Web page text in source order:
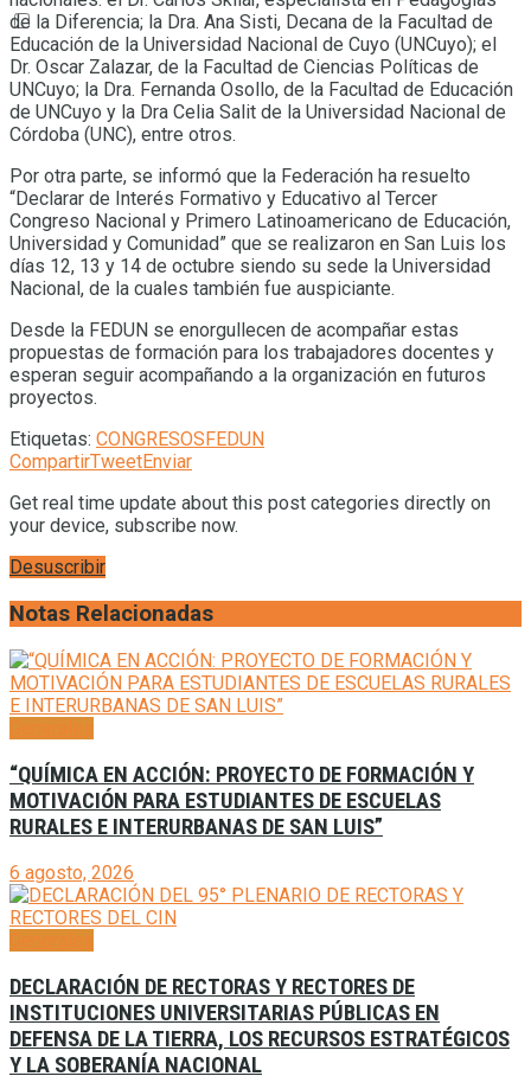
de la Diferencia; la Dra. Ana Sisti, Decana de la Facultad de
Educación de la Universidad Nacional de Cuyo (UNCuyo); el
Dr. Oscar Zalazar, de la Facultad de Ciencias Políticas de
UNCuyo; la Dra. Fernanda Osollo, de la Facultad de Educación
de UNCuyo y la Dra Celia Salit de la Universidad Nacional de
Córdoba (UNC), entre otros.
Por otra parte, se informó que la Federación ha resuelto
“Declarar de Interés Formativo y Educativo al Tercer
Congreso Nacional y Primero Latinoamericano de Educación,
Universidad y Comunidad” que se realizaron en San Luis los
días 12, 13 y 14 de octubre siendo su sede la Universidad
Nacional, de la cuales también fue auspiciante.
Desde la FEDUN se enorgullecen de acompañar estas
propuestas de formación para los trabajadores docentes y
esperan seguir acompañando a la organización en futuros
proyectos.
Etiquetas: CONGRESOS FEDUN
CompartirTweetEnviar
Get real time update about this post categories directly on
your device, subscribe now.
Desuscribir
Notas Relacionadas
“QUÍMICA EN ACCIÓN: PROYECTO DE FORMACIÓN Y
MOTIVACIÓN PARA ESTUDIANTES DE ESCUELAS
RURALES E INTERURBANAS DE SAN LUIS”
6 agosto, 2026
DECLARACIÓN DE RECTORAS Y RECTORES DE
INSTITUCIONES UNIVERSITARIAS PÚBLICAS EN
DEFENSA DE LA TIERRA, LOS RECURSOS ESTRATÉGICOS
Y LA SOBERANÍA NACIONAL